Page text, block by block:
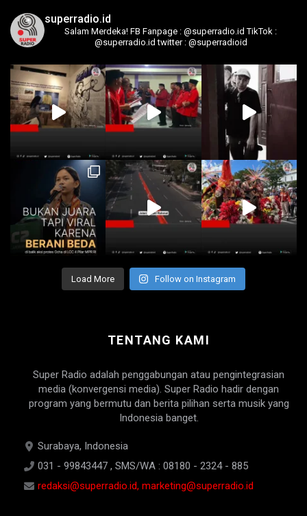
superradio.id
Salam Merdeka! FB Fanpage : @superradio.id TikTok :
@superradio.id twitter : @superradioid
Load More Follow on Instagram
TENTANG KAMI
Super Radio adalah penggabungan atau pengintegrasian
media (konvergensi media). Super Radio hadir dengan
program yang bermutu dan berita pilihan serta musik yang
Indonesia banget.
Surabaya, Indonesia
031 - 99843447 , SMS/WA : 08180 - 2324 - 885
redaksi@superradio.id, marketing@superradio.id